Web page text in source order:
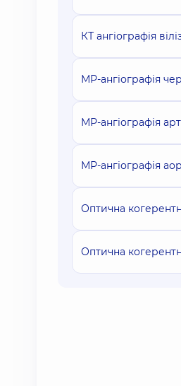
КТ ангіографія
МР-ангіографія
МР-ангіографія
МР-ангіографія
Оптична
Оптична